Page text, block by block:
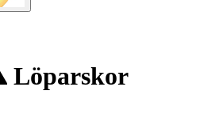
Löparskor